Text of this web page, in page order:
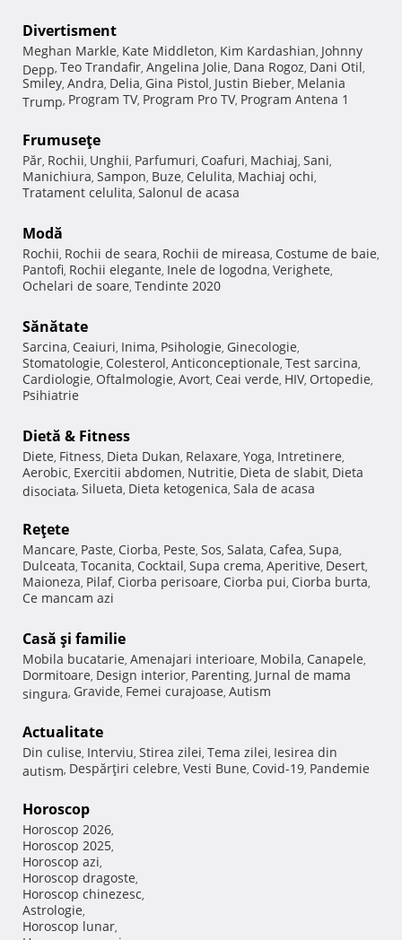
Divertisment
Meghan Markle, Kate Middleton, Kim Kardashian, Johnny
Depp, Teo Trandafir, Angelina Jolie, Dana Rogoz, Dani Otil,
Smiley, Andra, Delia, Gina Pistol, Justin Bieber, Melania
Trump, Program TV, Program Pro TV, Program Antena 1
Frumuseţe
Păr, Rochii, Unghii, Parfumuri, Coafuri, Machiaj, Sani,
Manichiura, Sampon, Buze, Celulita, Machiaj ochi,
Tratament celulita, Salonul de acasa
Modă
Rochii, Rochii de seara, Rochii de mireasa, Costume de baie,
Pantofi, Rochii elegante, Inele de logodna, Verighete,
Ochelari de soare, Tendinte 2020
Sănătate
Sarcina, Ceaiuri, Inima, Psihologie, Ginecologie,
Stomatologie, Colesterol, Anticonceptionale, Test sarcina,
Cardiologie, Oftalmologie, Avort, Ceai verde, HIV, Ortopedie,
Psihiatrie
Dietă & Fitness
Diete, Fitness, Dieta Dukan, Relaxare, Yoga, Intretinere,
Aerobic, Exercitii abdomen, Nutritie, Dieta de slabit, Dieta
disociata, Silueta, Dieta ketogenica, Sala de acasa
Reţete
Mancare, Paste, Ciorba, Peste, Sos, Salata, Cafea, Supa,
Dulceata, Tocanita, Cocktail, Supa crema, Aperitive, Desert,
Maioneza, Pilaf, Ciorba perisoare, Ciorba pui, Ciorba burta,
Ce mancam azi
Casă şi familie
Mobila bucatarie, Amenajari interioare, Mobila, Canapele,
Dormitoare, Design interior, Parenting, Jurnal de mama
singura, Gravide, Femei curajoase, Autism
Actualitate
Din culise, Interviu, Stirea zilei, Tema zilei, Iesirea din
autism, Despărţiri celebre, Vesti Bune, Covid-19, Pandemie
Horoscop
Horoscop 2026,
Horoscop 2025,
Horoscop azi,
Horoscop dragoste,
Horoscop chinezesc,
Astrologie,
Horoscop lunar,